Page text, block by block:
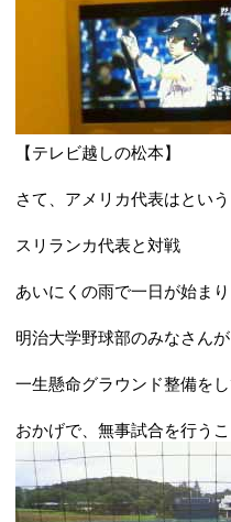
【テレビ越しの松本】
さて、アメリカ代表はとい
スリランカ代表と対戦
あいにくの雨で一日が始ま
明治大学野球部のみなさんが
一生懸命グラウンド整備を
おかげで、無事試合を行う